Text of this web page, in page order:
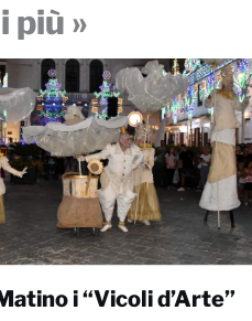
più »
i “Vicoli d’Arte”